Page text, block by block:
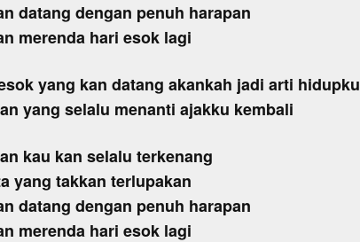
datang dengan penuh harapan
merenda hari esok lagi
yang kan datang akankah jadi arti hidupku
yang selalu menanti ajakku kembali
kau kan selalu terkenang
yang takkan terlupakan
datang dengan penuh harapan
merenda hari esok lagi